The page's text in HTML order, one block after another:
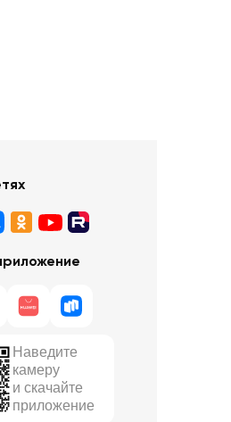
Наведите
камеру
и скачайте
приложение